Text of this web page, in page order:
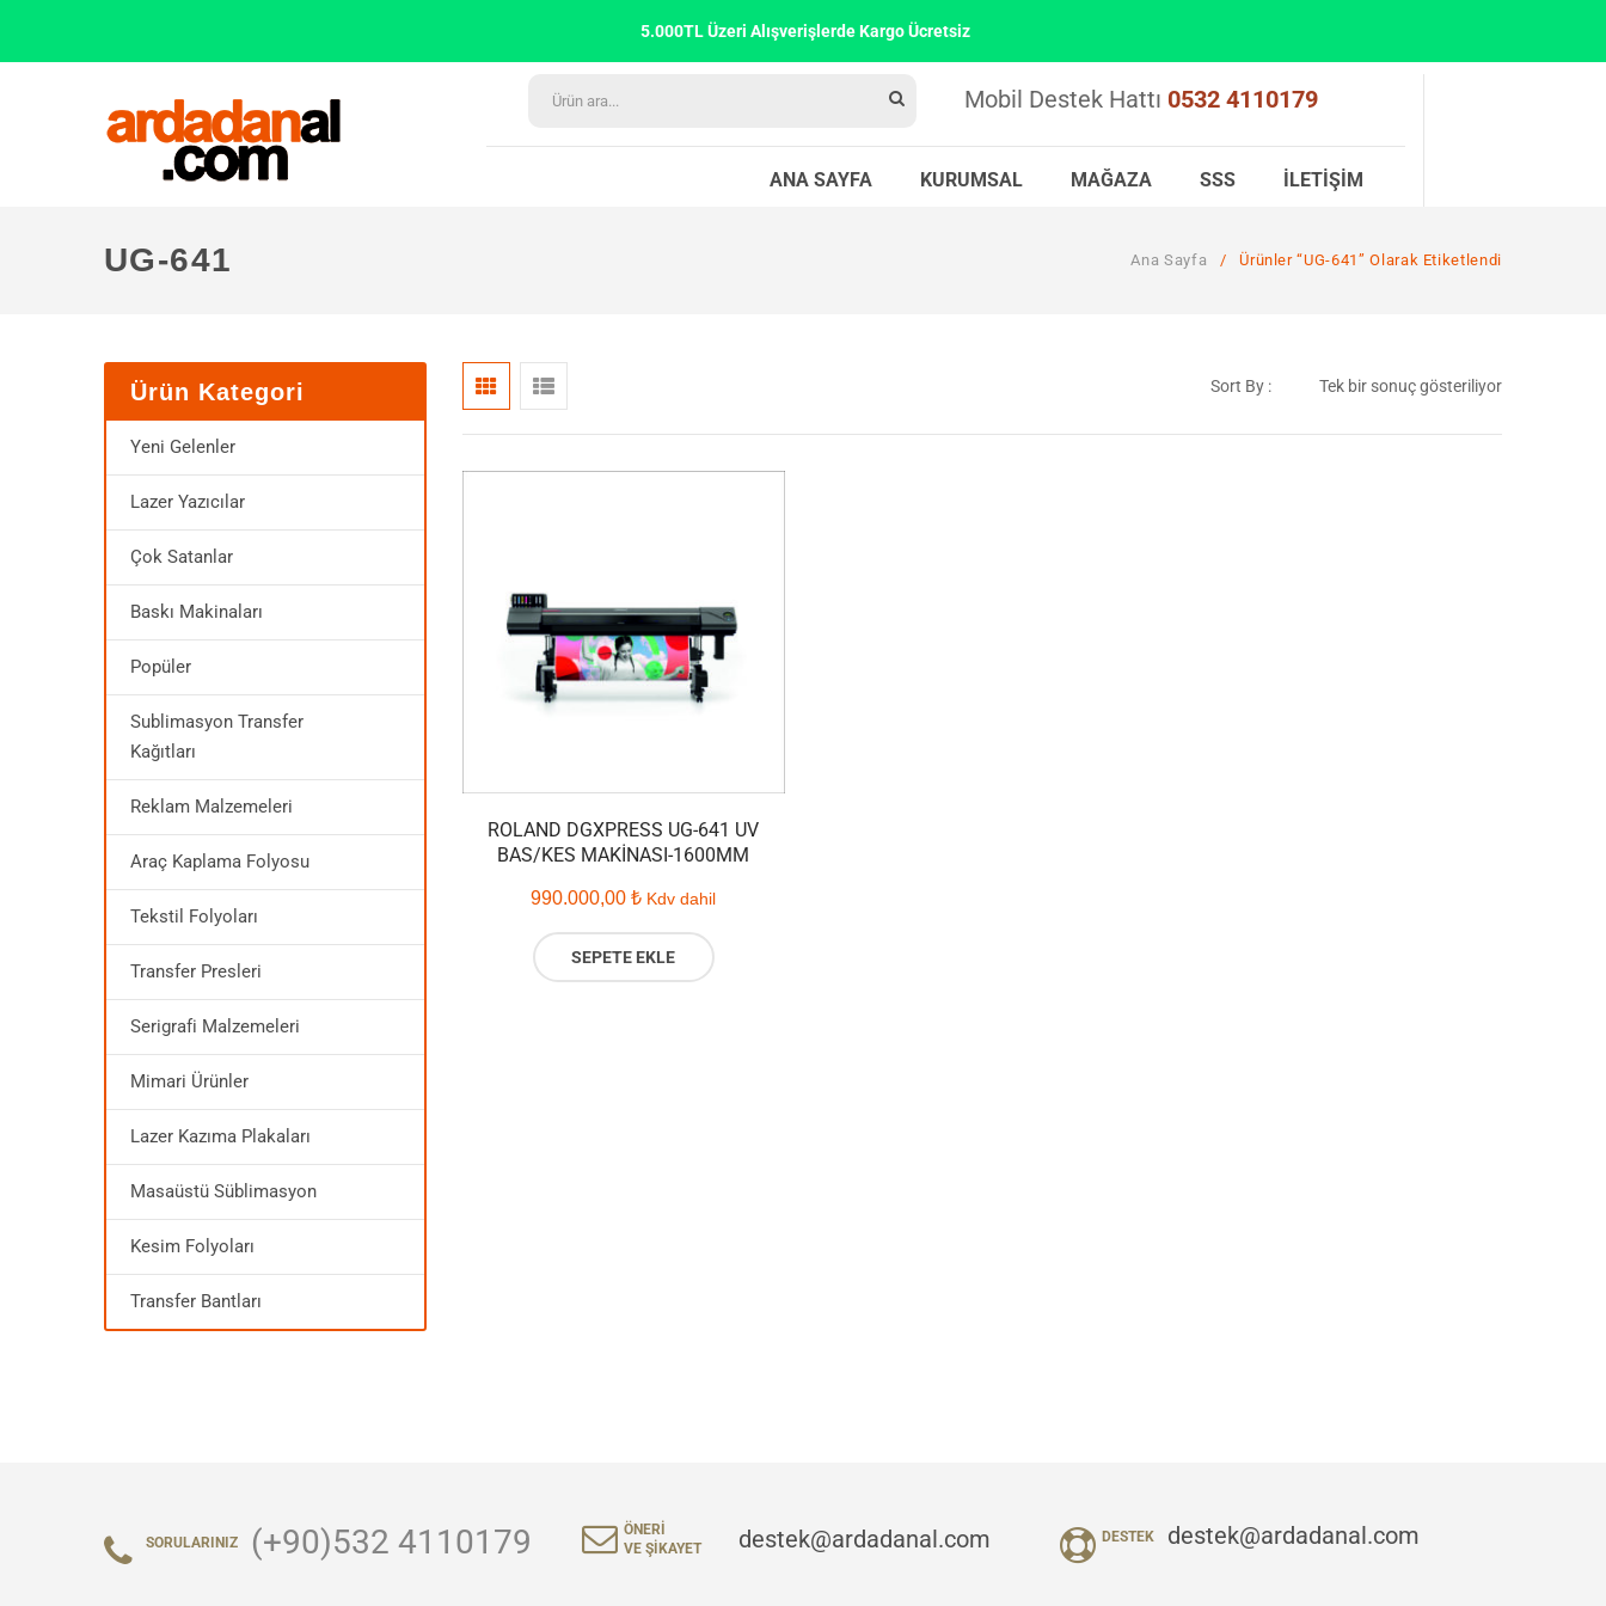
5.000TL Üzeri Alışverişlerde Kargo Ücretsiz
Mobil Destek Hattı 0532 4110179
ANA SAYFA KURUMSAL MAĞAZA SSS İLETIŞIM
UG-641 Ana Sayfa / Ürünler “UG-641” Olarak Etiketlendi
Ürün Kategori
Yeni Gelenler
Lazer Yazıcılar
Çok Satanlar
Baskı Makinaları
Popüler
Sublimasyon Transfer
Kağıtları
Reklam Malzemeleri
Araç Kaplama Folyosu
Tekstil Folyoları
Transfer Presleri
Serigrafi Malzemeleri
Mimari Ürünler
Lazer Kazıma Plakaları
Masaüstü Süblimasyon
Kesim Folyoları
Transfer Bantları
Tek bir sonuç gösteriliyor
Sort By :
ROLAND DGXPRESS UG-641 UV
BAS/KES MAKINASI-1600MM
990.000,00₺ Kdv dahil
SEPETE EKLE
SORULARINIZ (+90)532 4110179
ÖNERI
VE ŞIKAYET
destek@ardadanal.com DESTEK destek@ardadanal.com